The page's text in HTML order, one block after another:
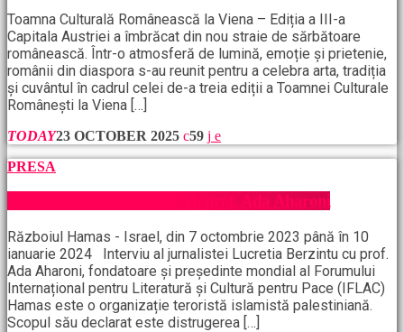
Toamna Culturală Românească la Viena – Ediția a III-a
Capitala Austriei a îmbrăcat din nou straie de sărbătoare
românească. Într-o atmosferă de lumină, emoție și prietenie,
românii din diaspora s-au reunit pentru a celebra arta, tradiția
și cuvântul în cadrul celei de-a treia ediții a Toamnei Culturale
Românești la Viena […]
TODAY23 OCTOBER 2025
59
PRESA
Războiul Hamas, interviu cu prof. Ada Aharoni
Războiul Hamas - Israel, din 7 octombrie 2023 până în 10
ianuarie 2024 Interviu al jurnalistei Lucretia Berzintu cu prof.
Ada Aharoni, fondatoare și președinte mondial al Forumului
Internațional pentru Literatură și Cultură pentru Pace (IFLAC)
Hamas este o organizație teroristă islamistă palestiniană.
Scopul său declarat este distrugerea […]